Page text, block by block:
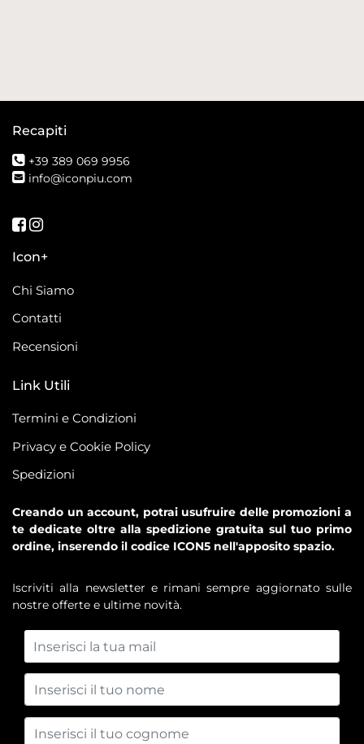
Recapiti
+39 389 069 9956
info@iconpiu.com
Seguici su Facebook
Seguici su Instagram
Icon+
Chi Siamo
Contatti
Recensioni
Link Utili
Termini e Condizioni
Privacy e Cookie Policy
Spedizioni
Creando un account, potrai usufruire delle promozioni a
te dedicate oltre alla spedizione gratuita sul tuo primo
ordine, inserendo il codice ICON5 nell'apposito spazio.
Iscriviti alla newsletter e rimani sempre aggiornato sulle
nostre offerte e ultime novità.